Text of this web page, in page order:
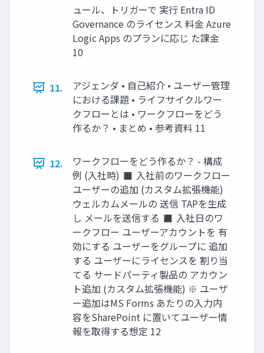
ュール、トリガーで 実行 Entra ID
Governance のライセンス 料金 Azure
Logic Apps のプランに応じ た課金
10
11.
アジェンダ • 自己紹介 • ユーザー管理
における課題 • ライフサイクルワー
クフローとは • ワークフローをどう
作るか？ • まとめ • 参考資料 11
12.
ワークフローをどう作るか？ - 構成
例 (入社時) ◼ 入社前のワークフロー
ユーザーの追加 (カスタム拡張機能)
ウェルカムメールの 送信 TAPを生成
し メールを送信する ◼ 入社日のワ
ークフロー ユーザーアカウントを 有
効にする ユーザーをグループに 追加
する ユーザーにライセンスを 割り当
てる サードパーティ製品の アカウン
ト追加 (カスタム拡張機能) ※ ユーザ
ー追加はMS Forms あたりの入力内
容をSharePoint に置いてユーザー情
報を取得する想定 12